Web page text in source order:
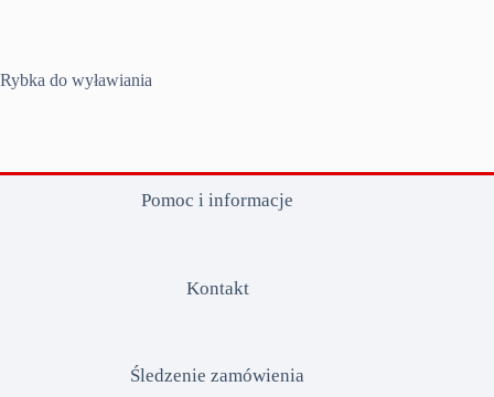
Rybka do wyławiania
Pomoc i informacje
Kontakt
Śledzenie zamówienia